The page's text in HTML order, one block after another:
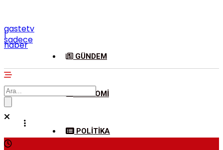
gastetv
|
sadece
haber
GÜNDEM
EKONOMI
POLITIKA